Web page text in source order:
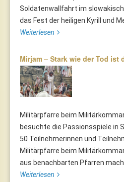
Soldatenwallfahrt im
das Fest der heiligen Kyrill und
Weiterlesen
Mirjam – Stark wie der Tod ist
Militärpfarre beim
besuchte die Passionsspiele in
50 Teilnehmerinnen und
Militärpfarre beim
aus benachbarten Pfarren
Weiterlesen